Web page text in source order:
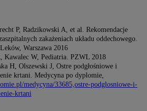
P, Radzikowski A, et al. Rekomendacje
zakażeniach układu oddechowego.
Warszawa 2016
Kawalec W, Pediatria. PZWL 2018
H, Olszewski J, Ostre podgłośniowe i
krtani. Medycyna po dyplomie,
medycyna/33685,ostre-podglosniowe-i-
krtani